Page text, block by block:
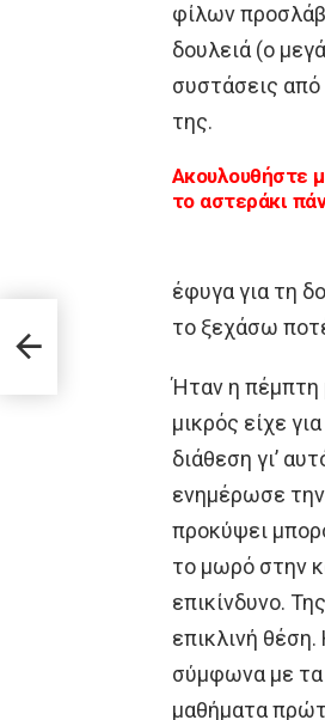
φίλων
δουλειά (ο
συστάσεις από
της.
Ακουλουθήστε
το αστεράκι
έφυγα για τη
το ξεχάσω
Ήταν η πέμπτη
μικρός είχε
διάθεση γι’
ενημέρωσε
προκύψει
το μωρό στην
επικίνδυνο.
επικλινή
σύμφωνα με τα
μαθήματα